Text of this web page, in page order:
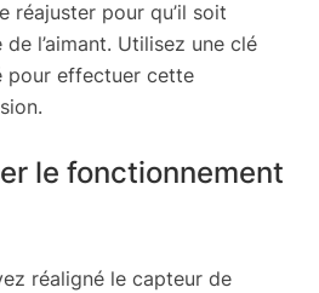
réajuster pour qu’il soit
l’aimant. Utilisez une clé
pour effectuer cette
le fonctionnement
réaligné le capteur de